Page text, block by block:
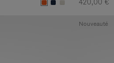
420,00 €
Nouveauté